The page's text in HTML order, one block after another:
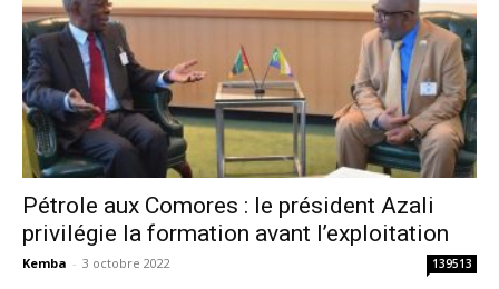
Pétrole aux Comores : le président Azali
privilégie la formation avant l’exploitation
Kemba - 3 octobre 2022 139513